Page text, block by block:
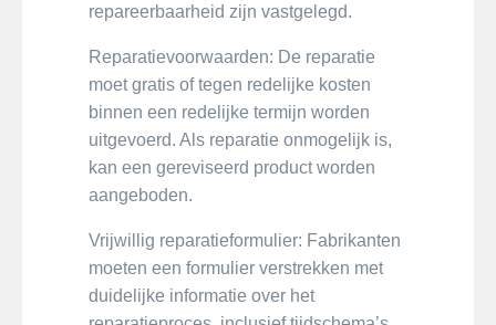
repareerbaarheid zijn vastgelegd.
Reparatievoorwaarden: De reparatie
moet gratis of tegen redelijke kosten
binnen een redelijke termijn worden
uitgevoerd. Als reparatie onmogelijk is,
kan een gereviseerd product worden
aangeboden.
Vrijwillig reparatieformulier: Fabrikanten
moeten een formulier verstrekken met
duidelijke informatie over het